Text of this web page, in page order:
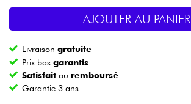
Batteries & Percu
Vents
Violons & Quatuor
AJOUTER AU PANIER
Livraisongratuite
Prix basgarantis
Satisfait ou remboursé
Garantie 3 ans